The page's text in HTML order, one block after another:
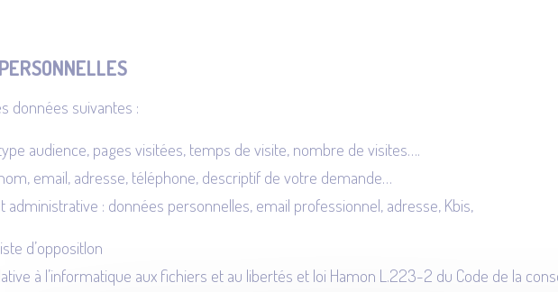
données suivantes :
audience, pages visitées, temps de visite, nombre de visites….
email, adresse, téléphone, descriptif de votre demande…
: données personnelles, email professionnel, adresse, Kbis,
d’oppositIon
à l’informatique aux fichiers et au libertés et loi Hamon L.223-2 du Code de la